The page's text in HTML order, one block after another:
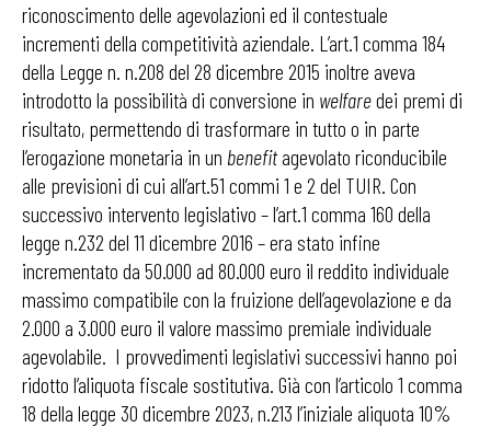
riconoscimento delle agevolazioni ed il contestuale
incrementi della competitività aziendale. L’art.1 comma 184
della Legge n. n.208 del 28 dicembre 2015 inoltre aveva
introdotto la possibilità di conversione in welfaredei premi di
risultato, permettendo di trasformare in tutto o in parte
l’erogazione monetaria in un benefitagevolato riconducibile
alle previsioni di cui all’art.51 commi 1 e 2 del TUIR. Con
successivo intervento legislativo – l’art.1 comma 160 della
legge n.232 del 11 dicembre 2016 – era stato infine
incrementato da 50.000 ad 80.000 euro il reddito individuale
massimo compatibile con la fruizione dell’agevolazione e da
2.000 a 3.000 euro il valore massimo premiale individuale
agevolabile. I provvedimenti legislativi successivi hanno poi
ridotto l’aliquota fiscale sostitutiva. Già con l’articolo 1 comma
18 della legge 30 dicembre 2023, n.213 l’iniziale aliquota 10%